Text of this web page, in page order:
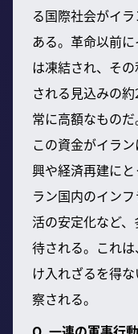
る国際社会がイ
ある。革命以前
は凍結され、そ
される見込みの
常に高額なものだ
この資金がイラ
興や経済再建に
ラン国内のイン
活の安定化など
待される。これ
け入れざるを得
察される。